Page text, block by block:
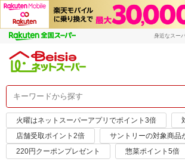
身近なスー
火曜はネットスーパーアプリでポイント3倍
店舗受取ポイント2倍
サントリーの対象商品
220円クーポンプレゼント
惣菜ポイント5倍